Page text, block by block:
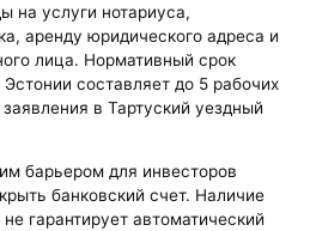
на услуги нотариуса,
аренду юридического адреса и
лица. Нормативный срок
составляет до 5 рабочих
в Тартуский уездный
барьером для инвесторов
банковский счет. Наличие
гарантирует автоматический